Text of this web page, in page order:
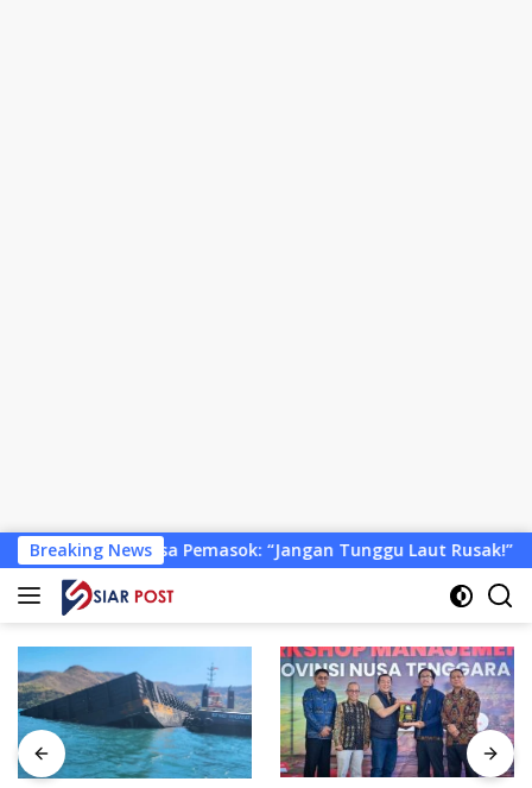
Langsung
ke
konten
Breaking News
Pemasok: “Jangan Tunggu Laut Rusak!”